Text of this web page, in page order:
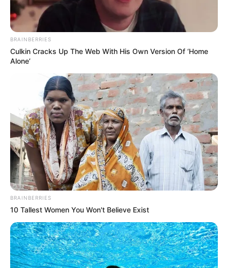
BRAINBERRIES
Culkin Cracks Up The Web With His Own Version Of ‘Home
Alone’
BRAINBERRIES
10 Tallest Women You Won't Believe Exist